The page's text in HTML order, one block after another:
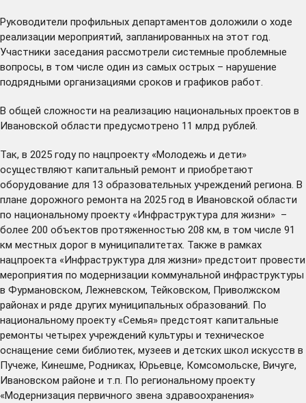
Руководители профильных департаментов доложили о ходе
реализации мероприятий, запланированных на этот год.
Участники заседания рассмотрели системные проблемные
вопросы, в том числе один из самых острых – нарушение
подрядными организациями сроков и графиков работ.
В общей сложности на реализацию национальных проектов в
Ивановской области предусмотрено 11 млрд рублей.
Так, в 2025 году по нацпроекту «Молодежь и дети»
осуществляют капитальный ремонт и приобретают
оборудование для 13 образовательных учреждений региона. В
плане дорожного ремонта на 2025 год в Ивановской области
по национальному проекту «Инфраструктура для жизни» –
более 200 объектов протяженностью 208 км, в том числе 91
км местных дорог в муниципалитетах. Также в рамках
нацпроекта «Инфраструктура для жизни» предстоит провести
мероприятия по модернизации коммунальной инфраструктуры
в Фурмановском, Лежневском, Тейковском, Приволжском
районах и ряде других муниципальных образований. По
национальному проекту «Семья» предстоят капитальные
ремонты четырех учреждений культуры и техническое
оснащение семи библиотек, музеев и детских школ искусств в
Пучеже, Кинешме, Родниках, Юрьевце, Комсомольске, Вичуге,
Ивановском районе и т.п. По региональному проекту
«Модернизация первичного звена здравоохранения»